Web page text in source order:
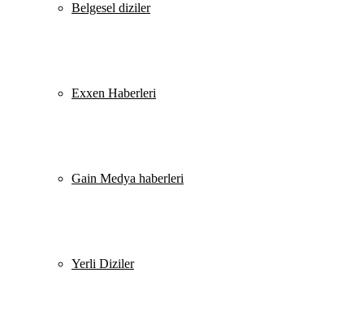
Belgesel diziler
Exxen Haberleri
Gain Medya haberleri
Yerli Diziler